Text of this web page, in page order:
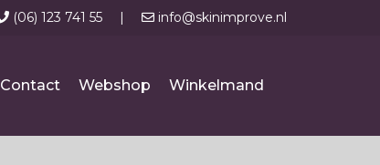
(06) 123 741 55 | info@skinimprove.nl
Contact Webshop Winkelmand